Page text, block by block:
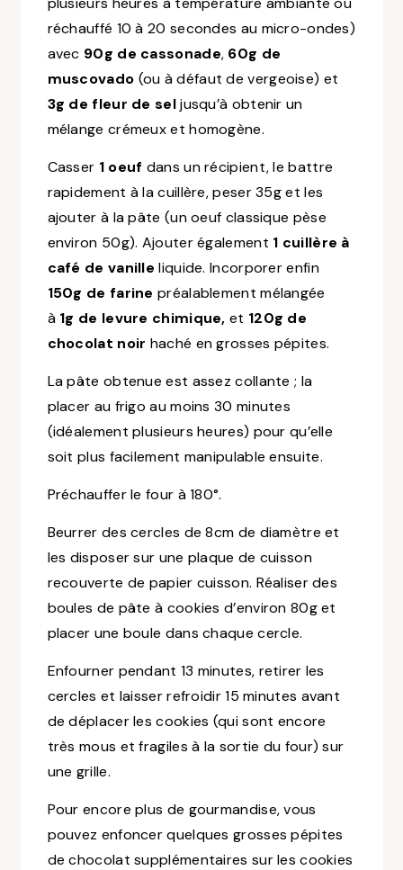
réchauffé 10 à 20 secondes au micro-ondes)
avec 90g de cassonade, 60g de
muscovado (ou à défaut de vergeoise) et
3g de fleur de seljusqu’à obtenir un
mélange crémeux et homogène.
Casser 1 oeuf dans un récipient, le battre
rapidement à la cuillère, peser 35g et les
ajouter à la pâte (un oeuf classique pèse
environ 50g). Ajouter également 1 cuillère à
café de vanille liquide. Incorporer enfin
150g de farine préalablement mélangée
à 1g de levure chimique, et 120g de
chocolat noir haché en grosses pépites.
La pâte obtenue est assez collante ; la
placer au frigo au moins 30 minutes
(idéalement plusieurs heures) pour qu’elle
soit plus facilement manipulable ensuite.
Préchauffer le four à 180°.
Beurrer des cercles de 8cm de diamètre et
les disposer sur une plaque de cuisson
recouverte de papier cuisson. Réaliser des
boules de pâte à cookies d’environ 80g et
placer une boule dans chaque cercle.
Enfourner pendant 13 minutes, retirer les
cercles et laisser refroidir 15 minutes avant
de déplacer les cookies (qui sont encore
très mous et fragiles à la sortie du four) sur
une grille.
Pour encore plus de gourmandise, vous
pouvez enfoncer quelques grosses pépites
de chocolat supplémentaires sur les cookies